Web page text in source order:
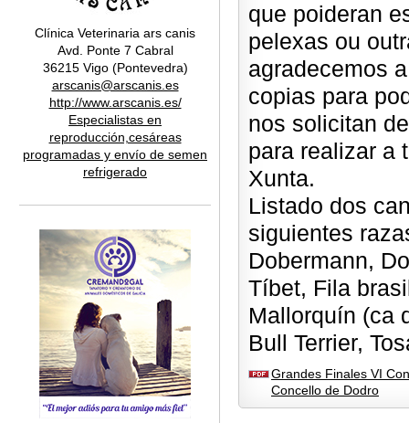
Clínica Veterinaria ars canis
Avd. Ponte 7 Cabral
36215 Vigo (Pontevedra)
arscanis@arscanis.es
http://www.arscanis.es/
Especialistas en
reproducción,cesáreas
programadas y envío de semen
refrigerado
que poideran
pelexas ou
agradecemos
copias para
nos solicitan
para realizar a
Xunta.
Listado dos
siguientes
Dobermann,
Tíbet, Fila
Mallorquín (ca
Bull Terrier,
Grandes Finales VI
Concello de Dodro